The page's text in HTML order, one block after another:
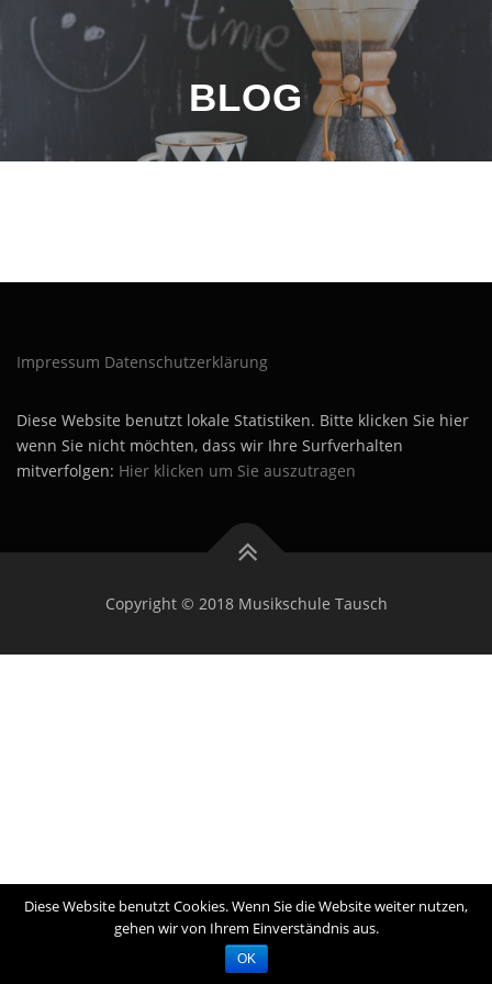
Inhalt
BLOG
Impressum Datenschutzerklärung
Diese Website benutzt lokale Statistiken. Bitte klicken Sie hier
wenn Sie nicht möchten, dass wir Ihre Surfverhalten
mitverfolgen: Hier klicken um Sie auszutragen
Copyright © 2018 Musikschule Tausch
Diese Website benutzt Cookies. Wenn Sie die Website weiter nutzen,
gehen wir von Ihrem Einverständnis aus.
OK